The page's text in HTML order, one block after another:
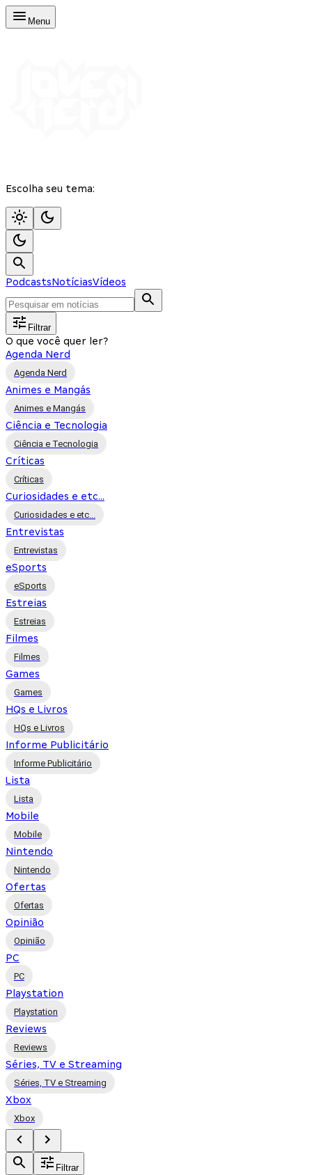
Menu
Escolha seu tema:
PodcastsNotíciasVídeos
Filtrar
O que você quer ler?
Agenda Nerd
Agenda Nerd
Animes e Mangás
Animes e Mangás
Ciência e Tecnologia
Ciência e Tecnologia
Críticas
Críticas
Curiosidades e etc...
Curiosidades e etc...
Entrevistas
Entrevistas
eSports
eSports
Estreias
Estreias
Filmes
Filmes
Games
Games
HQs e Livros
HQs e Livros
Informe Publicitário
Informe Publicitário
Lista
Lista
Mobile
Mobile
Nintendo
Nintendo
Ofertas
Ofertas
Opinião
Opinião
PC
PC
Playstation
Playstation
Reviews
Reviews
Séries, TV e Streaming
Séries, TV e Streaming
Xbox
Xbox
Filtrar